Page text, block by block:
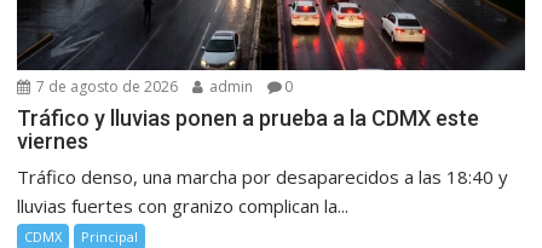
7 de agosto de 2026 admin 0
Tráfico y lluvias ponen a prueba a la CDMX este
viernes
Tráfico denso, una marcha por desaparecidos a las 18:40 y
lluvias fuertes con granizo complican la...
CDMX Principal